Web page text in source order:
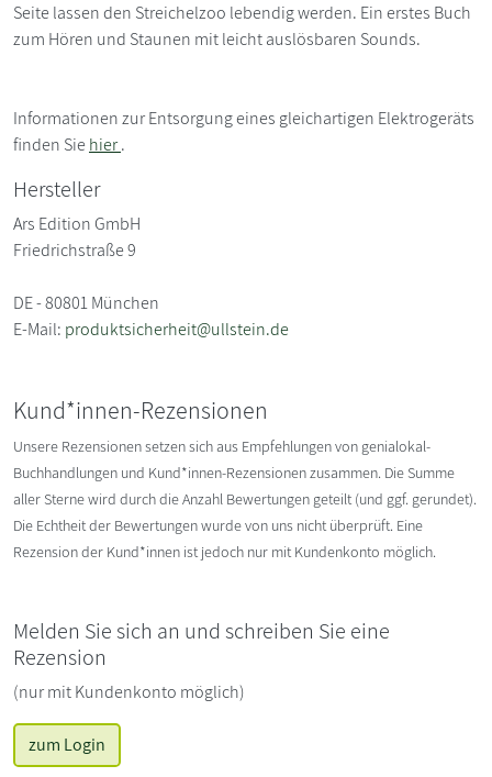
Seite lassen den Streichelzoo lebendig werden. Ein erstes Buch
zum Hören und Staunen mit leicht auslösbaren Sounds.
Informationen zur Entsorgung eines gleichartigen Elektrogeräts
finden Siehier.
Hersteller
Ars Edition GmbH
Friedrichstraße 9
DE - 80801 München
E-Mail: produktsicherheit@ullstein.de
Kund*innen-Rezensionen
Unsere Rezensionen setzen sich aus Empfehlungen von genialokal-
Buchhandlungen und Kund*innen-Rezensionen zusammen. Die Summe
aller Sterne wird durch die Anzahl Bewertungen geteilt (und ggf. gerundet).
Die Echtheit der Bewertungen wurde von uns nicht überprüft. Eine
Rezension der Kund*innen ist jedoch nur mit Kundenkonto möglich.
Melden Sie sich an und schreiben Sie eine
Rezension
(nur mit Kundenkonto möglich)
zum Login